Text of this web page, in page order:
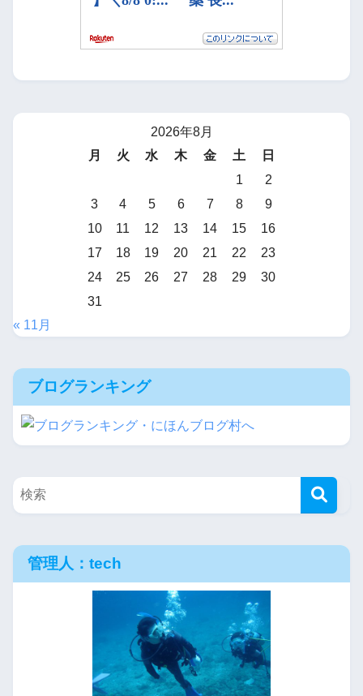
2026年8月
月
火 水 木 金 土
日
1
2
3
4 5 6 7 8
9
10
11 12 13 14 15
16
17
18 19 20 21 22
23
24
25 26 27 28 29
30
31
« 11月
ブログランキング
管理人：tech